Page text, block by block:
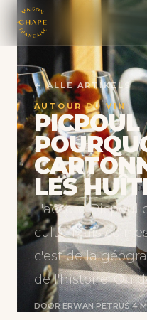
← ALLE ARTIKELS
AUTOUR DU VIN
PICPOUL
LES
L'accord Picpoul
culte. Mais ce
c'est de la
de l'histoire. On
DOOR ERWAN PETRUS·4